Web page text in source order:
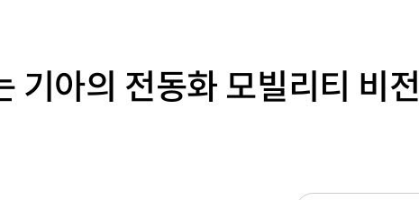
아의 전동화 모빌리티 비전 |